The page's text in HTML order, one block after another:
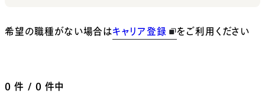
希望の職種がない場合はキャリア登録 をご利用ください
0 件 / 0 件中